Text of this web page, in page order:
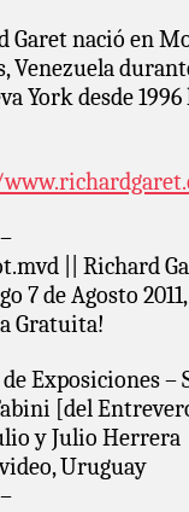
Garet nació en
Venezuela
York desde
|| Richard
7 de Agosto
Gratuita!
Exposiciones –
[del
y Julio Herrera
Uruguay